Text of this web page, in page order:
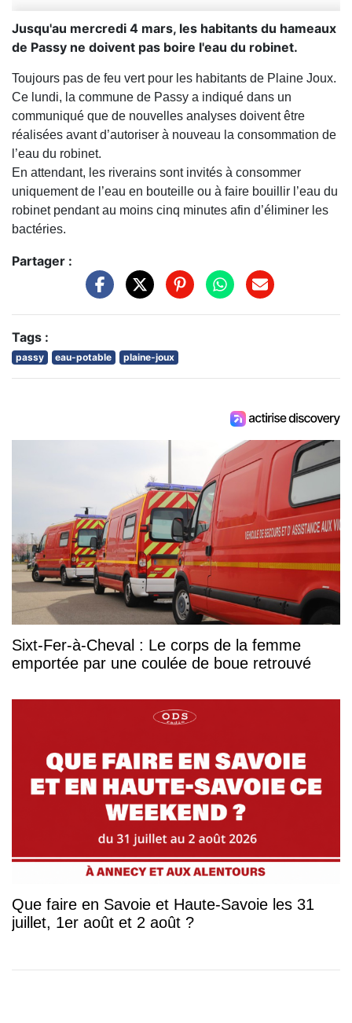
Jusqu'au mercredi 4 mars, les habitants du hameaux
de Passy ne doivent pas boire l'eau du robinet.
Toujours pas de feu vert pour les habitants de Plaine Joux.
Ce lundi, la commune de Passy a indiqué dans un
communiqué que de nouvelles analyses doivent être
réalisées avant d’autoriser à nouveau la consommation de
l’eau du robinet.
En attendant, les riverains sont invités à consommer
uniquement de l’eau en bouteille ou à faire bouillir l’eau du
robinet pendant au moins cinq minutes afin d’éliminer les
bactéries.
Partager :
Tags :
passy eau-potable plaine-joux
Sixt-Fer-à-Cheval : Le corps de la femme
emportée par une coulée de boue retrouvé
Que faire en Savoie et Haute-Savoie les 31
juillet, 1er août et 2 août ?